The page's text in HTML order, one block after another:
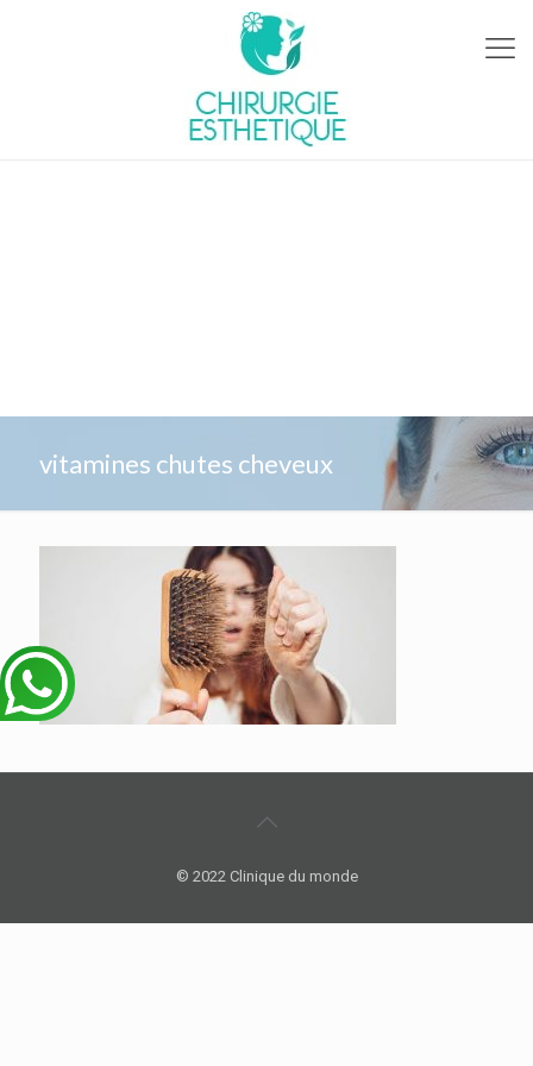
vitamines chutes cheveux
© 2022 Clinique du monde